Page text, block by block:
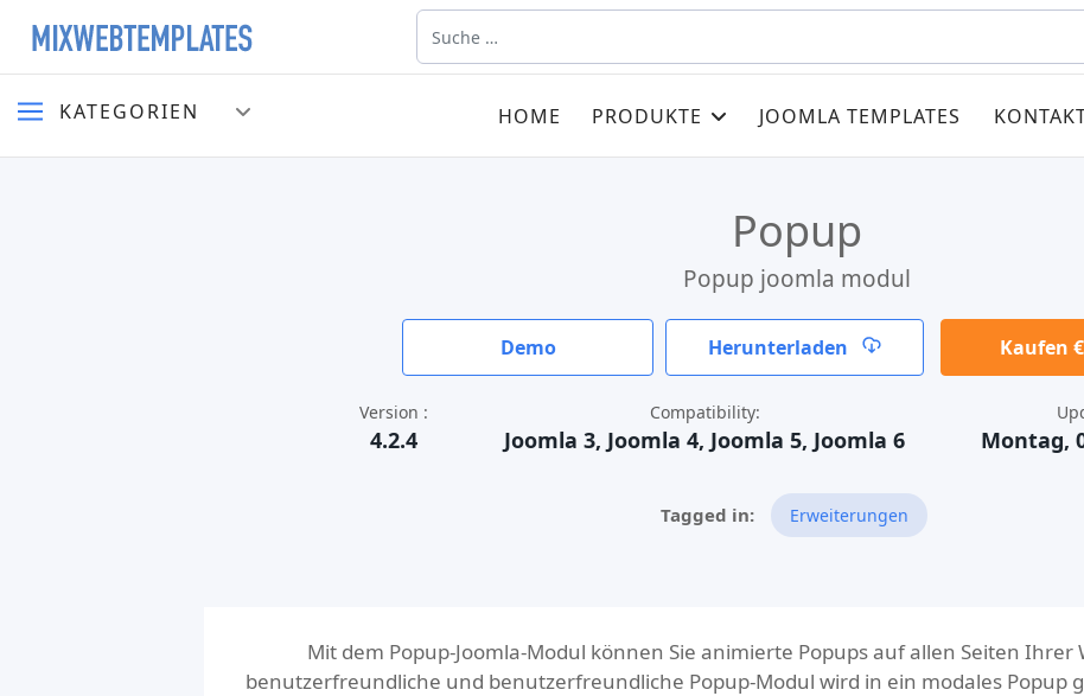
Suchen
KATEGORIEN HOME PRODUKTE JOOMLA TEMPLATES
Popup
Popup joomla modul
Demo Herunterladen Kaufen
Version :
4.2.4
Compatibility:
Joomla 3, Joomla 4, Joomla 5, Joomla 6 Montag,
Erweiterungen
Mit dem Popup-Joomla-Modul können Sie animierte Popups auf allen Seiten Ihrer
benutzerfreundliche und benutzerfreundliche Popup-Modul wird in ein modales Popup